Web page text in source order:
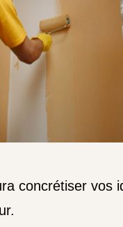
concrétiser vos